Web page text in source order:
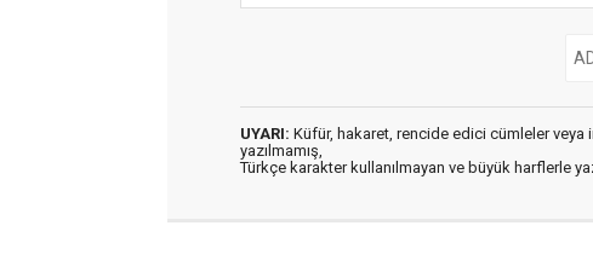
UYARI: Küfür, hakaret, rencide edici cümleler veya
yazılmamış,
Türkçe karakter kullanılmayan ve büyük harflerle